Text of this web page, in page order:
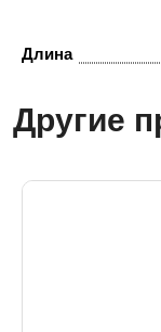
Длина
Другие